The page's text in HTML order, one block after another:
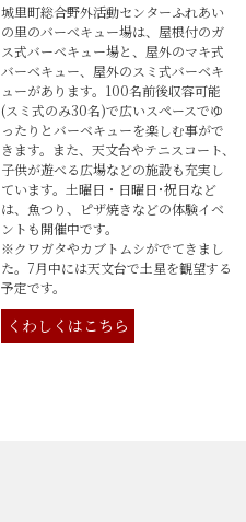
城里町総合野外活動センターふれあい
の里のバーべキュー場は、屋根付のガ
ス式バーベキュー場と、屋外のマキ式
バーベキュー、屋外のスミ式バーベキ
ューがあります。100名前後収容可能
(スミ式のみ30名)で広いスペースでゆ
ったりとバーベキューを楽しむ事がで
きます。また、天文台やテニスコート、
子供が遊べる広場などの施設も充実し
ています。土曜日・日曜日･祝日など
は、魚つり、ピザ焼きなどの体験イベ
ントも開催中です。
※クワガタやカブトムシがでてきまし
た。7月中には天文台で土星を観望する
予定です。
くわしくはこちら